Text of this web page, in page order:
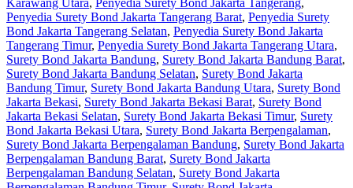
Penyedia Surety Bond Jakarta Tangerang Barat, Penyedia Surety
Bond Jakarta Tangerang Selatan, Penyedia Surety Bond Jakarta
Tangerang Timur, Penyedia Surety Bond Jakarta Tangerang Utara,
Surety Bond Jakarta Bandung, Surety Bond Jakarta Bandung Barat,
Surety Bond Jakarta Bandung Selatan, Surety Bond Jakarta
Bandung Timur, Surety Bond Jakarta Bandung Utara, Surety Bond
Jakarta Bekasi, Surety Bond Jakarta Bekasi Barat, Surety Bond
Jakarta Bekasi Selatan, Surety Bond Jakarta Bekasi Timur, Surety
Bond Jakarta Bekasi Utara, Surety Bond Jakarta Berpengalaman,
Surety Bond Jakarta Berpengalaman Bandung, Surety Bond Jakarta
Berpengalaman Bandung Barat, Surety Bond Jakarta
Berpengalaman Bandung Selatan, Surety Bond Jakarta